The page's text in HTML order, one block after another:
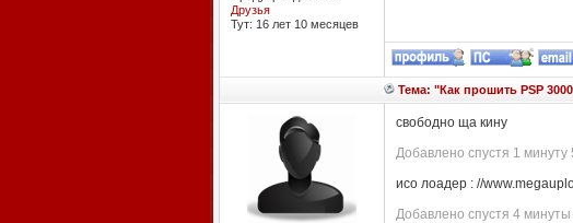
Друзья
Тут: 16 лет 10 месяцев
Тема: "Как прошить PSP
свободно ща кину
Добавлено спустя 1 минуту
исо лоадер : //
Добавлено спустя 4 минуты